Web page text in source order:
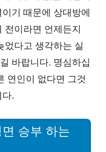
기 때문에 상대방에
전이라면 언제든지
었다고 생각하는 실
바랍니다. 명심하십
연인이 없다면 그것
.
승부 하는